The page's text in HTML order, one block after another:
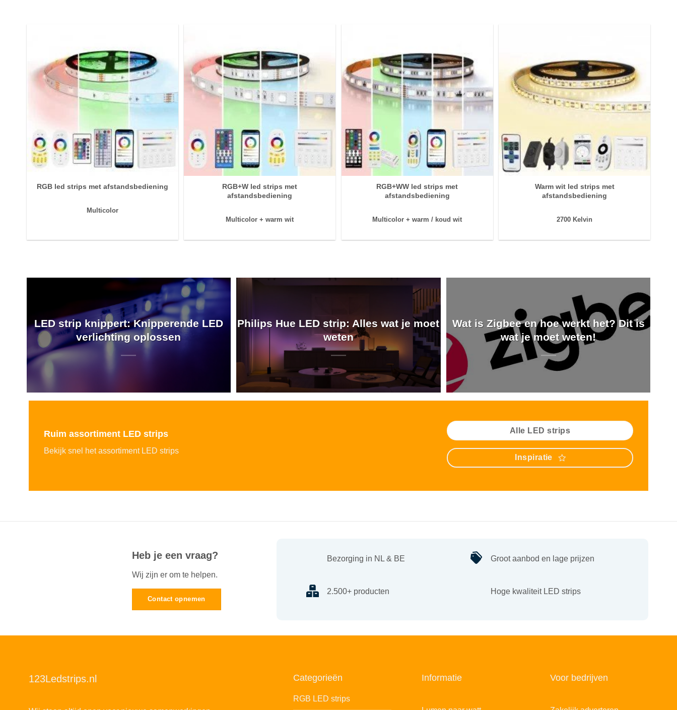
RGB led strips met afstandsbediening
Multicolor
RGB+W led strips met
afstandsbediening
Multicolor +warm wit
RGB+WW led strips met
afstandsbediening
Multicolor + warm / koud wit
Warm wit led strips met
afstandsbediening
2700 Kelvin
LED strip knippert: Knipperende LED
verlichting oplossen
Philips Hue LED strip: Alles wat je moet
weten
Wat is Zigbee en hoe werkt het? Dit is
wat je moet weten!
Ruim assortiment LED strips
Bekijk snel het assortiment LED strips
Alle LED strips
Inspiratie
Heb je een vraag?
Wij zijn er om te helpen.
Contact opnemen
Bezorging in NL & BE
2.500+ producten
Groot aanbod en lage prijzen
Hoge kwaliteit LED strips
123Ledstrips.nl Categorieën
RGB LED strips
Informatie Voor bedrijven